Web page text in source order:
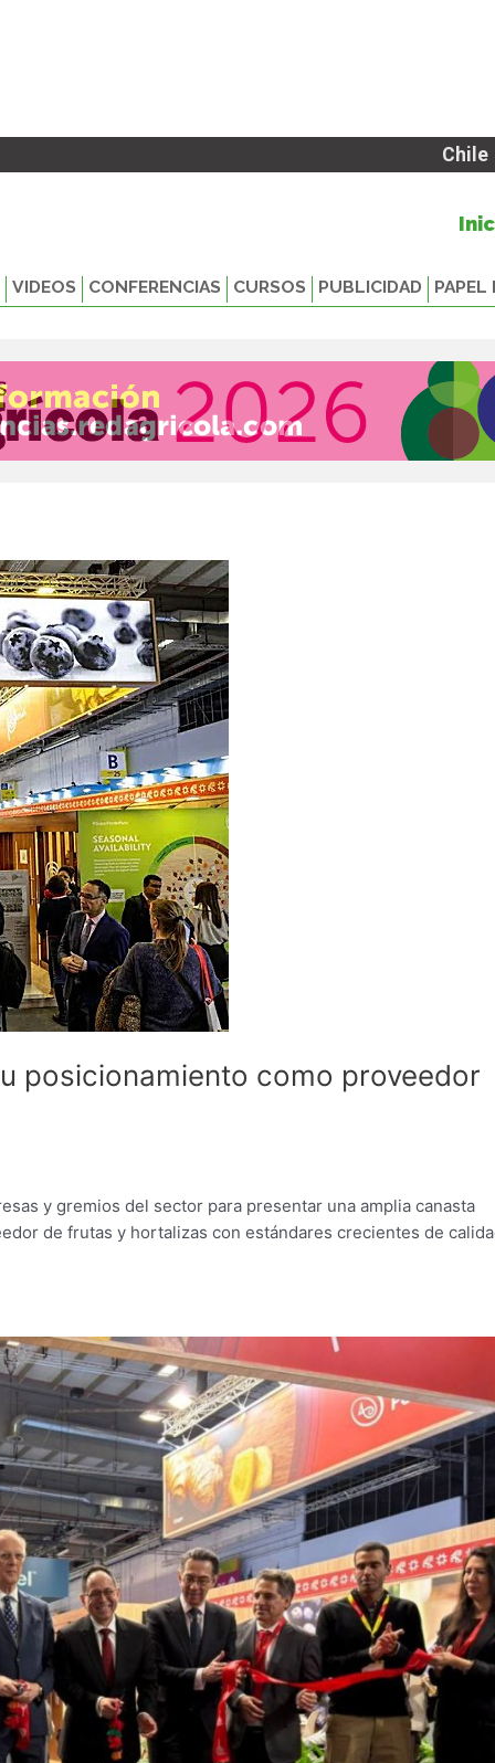
Chile
VIDEOS CONFERENCIAS CURSOS PUBLICIDAD PAPEL
posicionamiento como proveedor
y gremios del sector para presentar una amplia canasta
de frutas y hortalizas con estándares crecientes de